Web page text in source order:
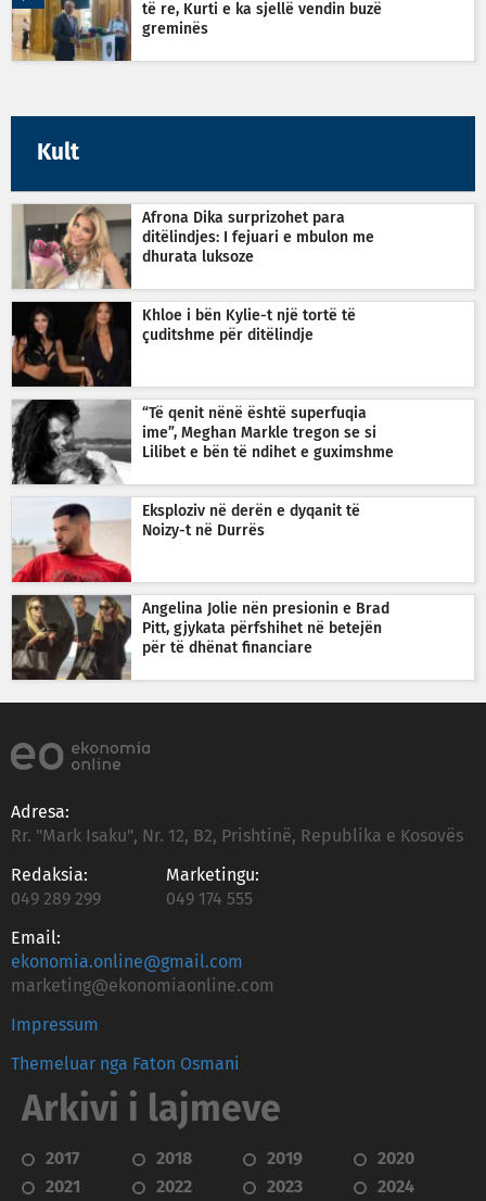
të re, Kurti e ka sjellë vendin buzë
greminës
Kult
Afrona Dika surprizohet para
ditëlindjes: I fejuari e mbulon me
dhurata luksoze
Khloe i bën Kylie-t një tortë të
çuditshme për ditëlindje
“Të qenit nënë është superfuqia
ime”, Meghan Markle tregon se si
Lilibet e bën të ndihet e guximshme
Eksploziv në derën e dyqanit të
Noizy-t në Durrës
Angelina Jolie nën presionin e Brad
Pitt, gjykata përfshihet në betejën
për të dhënat financiare
Adresa:
Rr. "Mark Isaku", Nr. 12, B2, Prishtinë, Republika e Kosovës
Redaksia:
049 289 299
Marketingu:
049 174 555
Email:
ekonomia.online@gmail.com
marketing@ekonomiaonline.com
Impressum
Themeluar nga Faton Osmani
Arkivi i lajmeve
2017 2018 2019
2020
2021
2022 2023
2024